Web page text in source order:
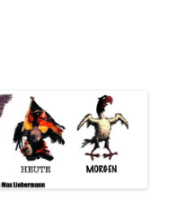
dieser unserer